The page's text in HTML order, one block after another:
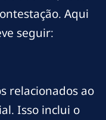
Aqui
seguir:
relacionados ao
Isso inclui o